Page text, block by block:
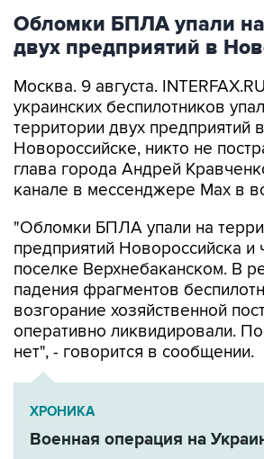
двух предприятий в
Москва. 9 августа.
территории двух предприятий в
Новороссийске, никто не
глава города Андрей
канале в мессенджере Max в
"Обломки БПЛА упали на
поселке Верхнебаканском. В
падения фрагментов
возгорание хозяйственной
оперативно ликвидировали.
нет", - говорится в сообщении.
ХРОНИКА
Военная операция на